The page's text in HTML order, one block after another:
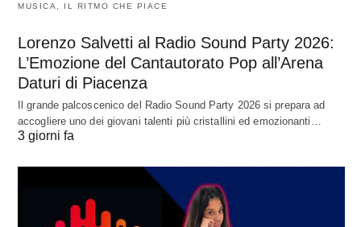
MUSICA, IL RITMO CHE PIACE
Lorenzo Salvetti al Radio Sound Party 2026:
L’Emozione del Cantautorato Pop all’Arena
Daturi di Piacenza
Il grande palcoscenico del Radio Sound Party 2026 si prepara ad
accogliere uno dei giovani talenti più cristallini ed emozionanti…
3 giorni fa